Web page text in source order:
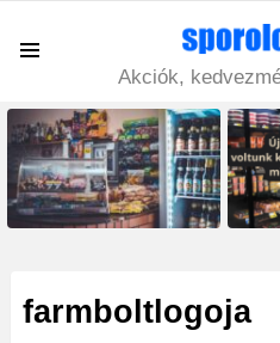
Akciók,
LATEST
STORIES
farmboltlogoja